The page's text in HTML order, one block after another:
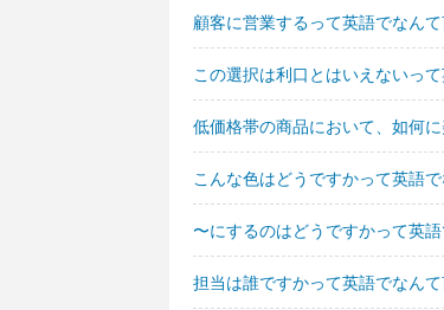
顧客に営業するって英語でなん
この選択は利口とはいえないっ
低価格帯の商品において、如何
こんな色はどうですかって英語
〜にするのはどうですかって英
担当は誰ですかって英語でなんて